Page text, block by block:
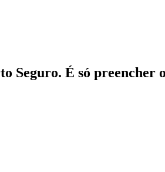
Seguro. É só preencher